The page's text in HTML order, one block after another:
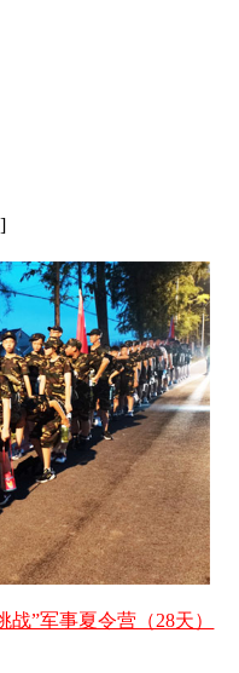
战”军事夏令营（28天）